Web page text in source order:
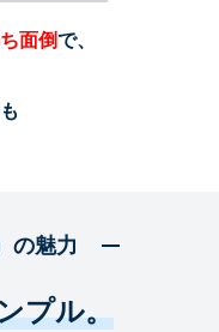
面倒で、
の魅力
プル。